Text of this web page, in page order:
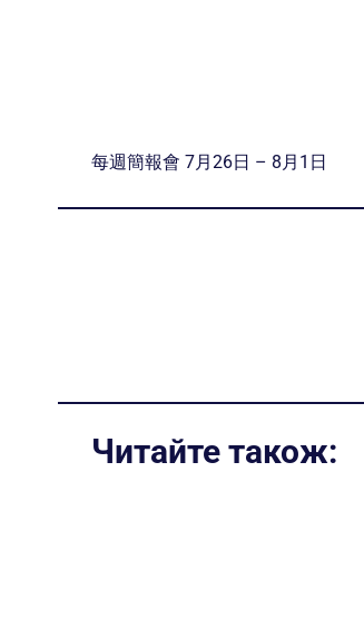
每週簡報會 7月26日 – 8月1日
Читайте також: